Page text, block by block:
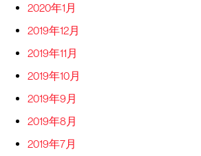
2020年1月
2019年12月
2019年11月
2019年10月
2019年9月
2019年8月
2019年7月